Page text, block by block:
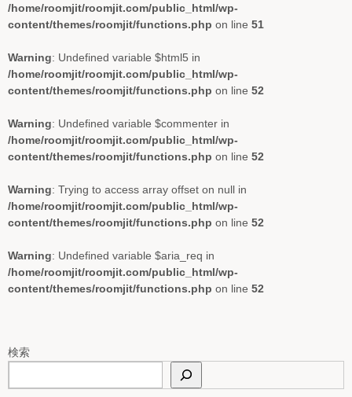
/home/roomjit/roomjit.com/public_html/wp-
content/themes/roomjit/functions.php on line 51
Warning: Undefined variable $html5 in
/home/roomjit/roomjit.com/public_html/wp-
content/themes/roomjit/functions.php on line 52
Warning: Undefined variable $commenter in
/home/roomjit/roomjit.com/public_html/wp-
content/themes/roomjit/functions.php on line 52
Warning: Trying to access array offset on null in
/home/roomjit/roomjit.com/public_html/wp-
content/themes/roomjit/functions.php on line 52
Warning: Undefined variable $aria_req in
/home/roomjit/roomjit.com/public_html/wp-
content/themes/roomjit/functions.php on line 52
検索